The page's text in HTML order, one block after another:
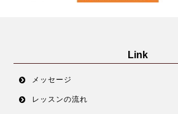
Link
メッセージ
レッスンの流れ